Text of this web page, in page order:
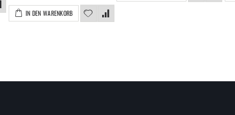
IN DEN WARENKORB